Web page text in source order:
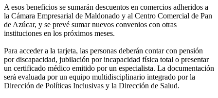
A esos beneficios se sumarán descuentos en comercios adheridos a
la Cámara Empresarial de Maldonado y al Centro Comercial de Pan
de Azúcar, y se prevé sumar nuevos convenios con otras
instituciones en los próximos meses.
Para acceder a la tarjeta, las personas deberán contar con pensión
por discapacidad, jubilación por incapacidad física total o presentar
un certificado médico emitido por un especialista. La documentación
será evaluada por un equipo multidisciplinario integrado por la
Dirección de Políticas Inclusivas y la Dirección de Salud.